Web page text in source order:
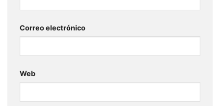
Correo electrónico
Web